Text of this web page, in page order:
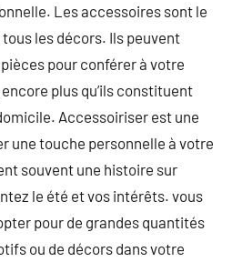
Les accessoires sont le
les décors. Ils peuvent
pour conférer à votre
plus qu’ils constituent
Accessoiriser est une
une touche personnelle à votre
souvent une histoire sur
le été et vos intérêts. vous
pour de grandes quantités
ou de décors dans votre